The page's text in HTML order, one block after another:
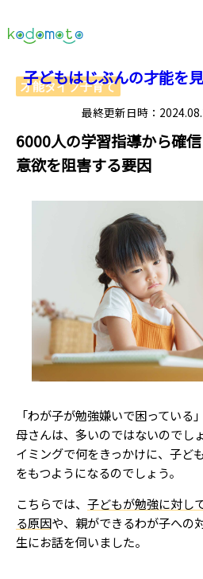
子どもはじぶんの才能を
才能タイプ子育て
最終更新日時：
6000人の学習指導から確
意欲を阻害する要因
「わが子が勉強嫌いで困ってい
母さんは、多いのではないのでし
イミングで何をきっかけに、子ど
をもつようになるのでしょう。
こちらでは、 子どもが勉強に対し
る原因や、親ができるわが子への
生にお話を伺いました。